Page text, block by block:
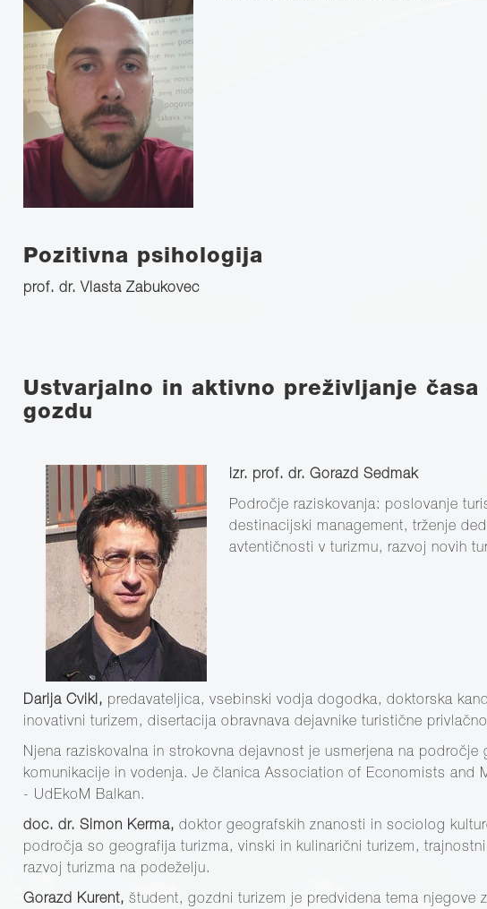
Pozitivna psihologija
prof. dr. Vlasta Zabukovec
Ustvarjalno in aktivno preživljanje časa
gozdu
izr. prof. dr. Gorazd Sedmak
Področje raziskovanja: poslovanje
destinacijski management, trženje
avtentičnosti v turizmu, razvoj novih
Darija Cvikl, predavateljica, vsebinski vodja dogodka, doktorska
inovativni turizem, disertacija obravnava dejavnike turistične
Njena raziskovalna in strokovna dejavnost je usmerjena na področje
komunikacije in vodenja. Je članica Association of Economists and
- UdEkoM Balkan.
doc. dr. Simon Kerma, doktor geografskih znanosti in sociolog
področja so geografija turizma, vinski in kulinarični turizem,
razvoj turizma na podeželju.
Gorazd Kurent, študent, gozdni turizem je predvidena tema njegove